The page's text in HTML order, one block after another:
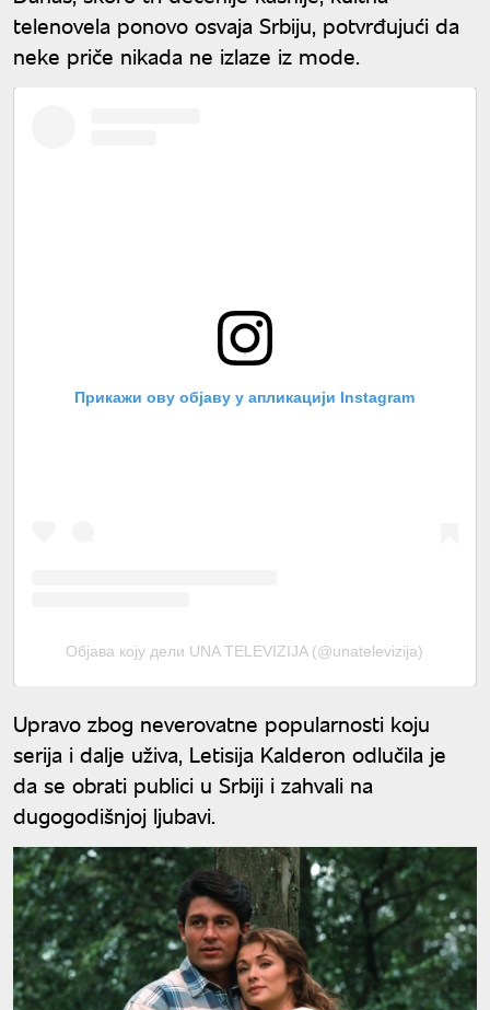
telenovela ponovo osvaja Srbiju, potvrđujući da
neke priče nikada ne izlaze iz mode.
Прикажи ову објаву у апликацији Instagram
Објава коју дели UNA TELEVIZIJA (@unatelevizija)
Upravo zbog neverovatne popularnosti koju
serija i dalje uživa, Letisija Kalderon odlučila je
da se obrati publici u Srbiji i zahvali na
dugogodišnjoj ljubavi.